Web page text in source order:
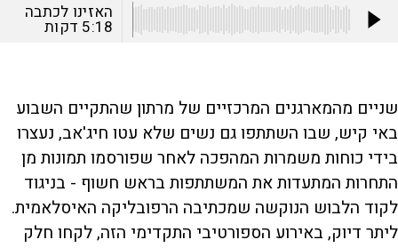
האזינו לכתבה
5:18 דקות
שניים מהמארגנים המרכזיים של מרתון שהתקיים השבוע
באי קיש, שבו השתתפו גם נשים שלא עטו חיג'אב, נעצרו
בידי כוחות משמרות המהפכה לאחר שפורסמו תמונות מן
התחרות המתעדות את המשתתפות בראש חשוף - בניגוד
לקוד הלבוש הנוקשה שמכתיבה הרפובליקה האיסלאמית.
ליתר דיוק, באירוע הספורטיבי התקדימי הזה, לקחו חלק